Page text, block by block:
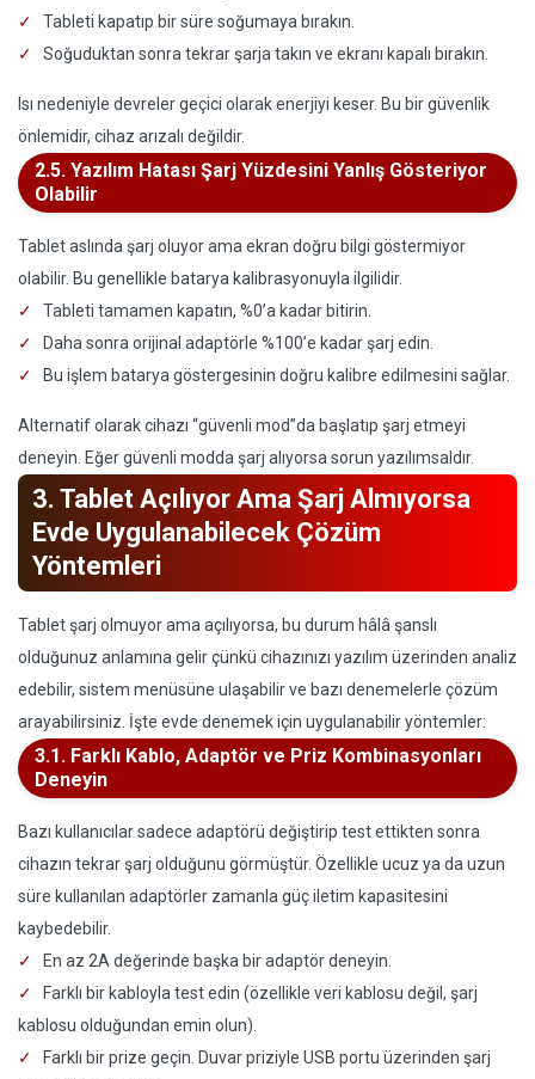
Tableti kapatıp bir süre soğumaya bırakın.
Soğuduktan sonra tekrar şarja takın ve ekranı kapalı bırakın.
Isı nedeniyle devreler geçici olarak enerjiyi keser. Bu bir güvenlik
önlemidir, cihaz arızalı değildir.
2.5. Yazılım Hatası Şarj Yüzdesini Yanlış Gösteriyor
Olabilir
Tablet aslında şarj oluyor ama ekran doğru bilgi göstermiyor
olabilir. Bu genellikle batarya kalibrasyonuyla ilgilidir.
Tableti tamamen kapatın, %0’a kadar bitirin.
Daha sonra orijinal adaptörle %100’e kadar şarj edin.
Bu işlem batarya göstergesinin doğru kalibre edilmesini sağlar.
Alternatif olarak cihazı “güvenli mod”da başlatıp şarj etmeyi
deneyin. Eğer güvenli modda şarj alıyorsa sorun yazılımsaldır.
3. Tablet Açılıyor Ama Şarj Almıyorsa
Evde Uygulanabilecek Çözüm
Yöntemleri
Tablet şarj olmuyor ama açılıyorsa, bu durum hâlâ şanslı
olduğunuz anlamına gelir çünkü cihazınızı yazılım üzerinden analiz
edebilir, sistem menüsüne ulaşabilir ve bazı denemelerle çözüm
arayabilirsiniz. İşte evde denemek için uygulanabilir yöntemler:
3.1. Farklı Kablo, Adaptör ve Priz Kombinasyonları
Deneyin
Bazı kullanıcılar sadece adaptörü değiştirip test ettikten sonra
cihazın tekrar şarj olduğunu görmüştür. Özellikle ucuz ya da uzun
süre kullanılan adaptörler zamanla güç iletim kapasitesini
kaybedebilir.
En az 2A değerinde başka bir adaptör deneyin.
Farklı bir kabloyla test edin (özellikle veri kablosu değil, şarj
kablosu olduğundan emin olun).
Farklı bir prize geçin. Duvar priziyle USB portu üzerinden şarj